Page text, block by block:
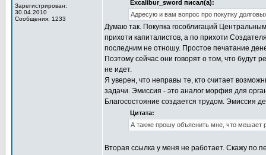
Зарегистрирован:
30.04.2010
Сообщения: 1233
Excalibur_sword писал(а):
Адресую и вам вопрос про покупку
Думаю так. Покупка гособлигаций
прихоти капиталистов, а по прихоти
последним не отношу. Простое печатание
Поэтому сейчас они говорят о том, что будут
не идет.
Я уверен, что неправы те, кто считает
задачи. Эмиссия - это аналог морфия для
Благосостояние создается трудом. Эмиссия
Цитата:
А также прошу объяснить мне, что мешает
Вторая ссылка у меня не работает. Скажу по